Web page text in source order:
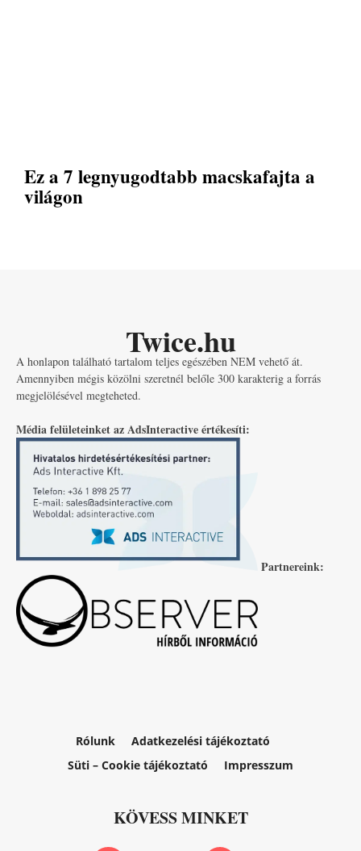
Ez a 7 legnyugodtabb macskafajta a
világon
Twice.hu
A honlapon található tartalom teljes egészében NEM vehető át.
Amennyiben mégis közölni szeretnél belőle 300 karakterig a forrás
megjelölésével megteheted.
Média felületeinket az AdsInteractive értékesíti:
Partnereink:
Rólunk
Adatkezelési tájékoztató
Süti – Cookie tájékoztató
Impresszum
KÖVESS MINKET